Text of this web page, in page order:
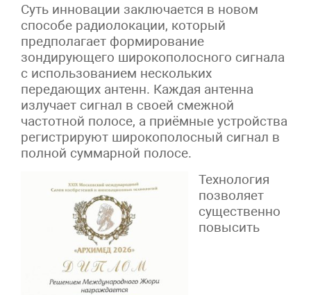
Суть инновации заключается в новом
способе радиолокации, который
предполагает формирование
зондирующего широкополосного сигнала
с использованием нескольких
передающих антенн. Каждая антенна
излучает сигнал в своей смежной
частотной полосе, а приёмные устройства
регистрируют широкополосный сигнал в
полной суммарной полосе.
Технология
позволяет
существенно
повысить